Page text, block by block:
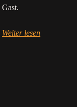
Gast.
Weiter lesen